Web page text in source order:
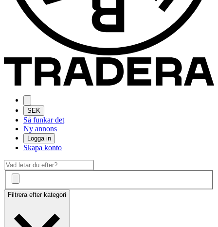
SEK
Så funkar det
Ny annons
Logga in
Skapa konto
Filtrera efter kategori